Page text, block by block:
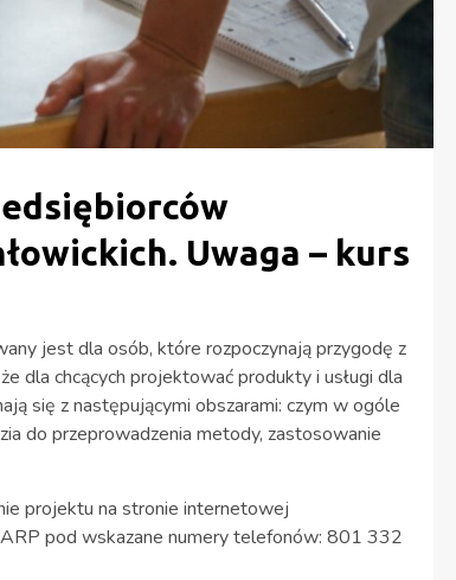
Uwaga – kurs
jest dla osób, które rozpoczynają przygodę z
dla chcących projektować produkty i usługi dla
się z następującymi obszarami: czym w ogóle
do przeprowadzenia metody, zastosowanie
projektu na stronie internetowej
pod wskazane numery telefonów: 801 332